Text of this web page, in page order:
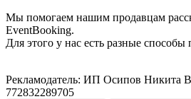
Мы помогаем нашим продавцам
EventBooking.
Для этого у нас есть разные
Рекламодатель: ИП Осипов Никита
772832289705